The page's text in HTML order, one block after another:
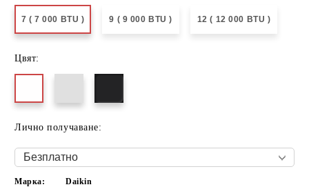
7 ( 7 000 BTU ) 9 ( 9 000 BTU ) 12 ( 12 000 BTU )
Цвят:
Лично получаване:
Марка:
Daikin